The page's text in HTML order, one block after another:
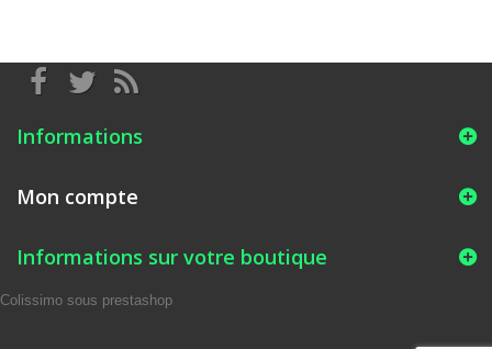
Informations
Mon compte
Informations sur votre boutique
Colissimo sous prestashop